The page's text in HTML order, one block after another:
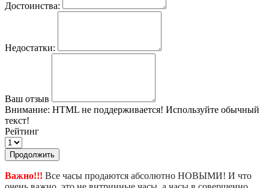
Достоинства:
Недостатки:
Ваш отзыв
Внимание: HTML не поддерживается! Используйте обычный
текст!
Рейтинг
Продолжить
Важно!!! Все часы продаются абсолютно НОВЫМИ! И что